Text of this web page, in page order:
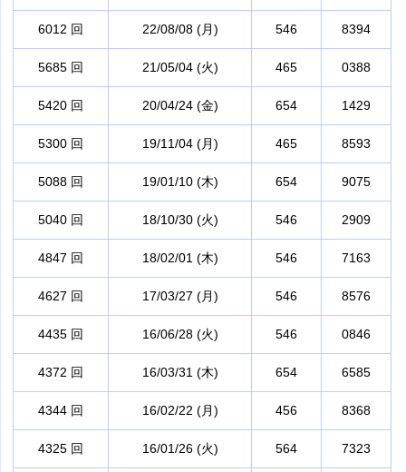
6012 回 22/08/08 (月) 546 8394
5685 回 21/05/04 (火) 465 0388
5420 回 20/04/24 (金) 654 1429
5300 回 19/11/04 (月) 465 8593
5088 回 19/01/10 (木) 654 9075
5040 回 18/10/30 (火) 546 2909
4847 回 18/02/01 (木) 546 7163
4627 回 17/03/27 (月) 546 8576
4435 回 16/06/28 (火) 546 0846
4372 回 16/03/31 (木) 654 6585
4344 回 16/02/22 (月) 456 8368
4325 回 16/01/26 (火) 564 7323